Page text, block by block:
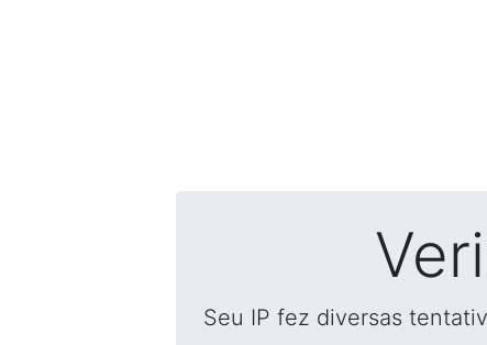
Seu IP fez diversas